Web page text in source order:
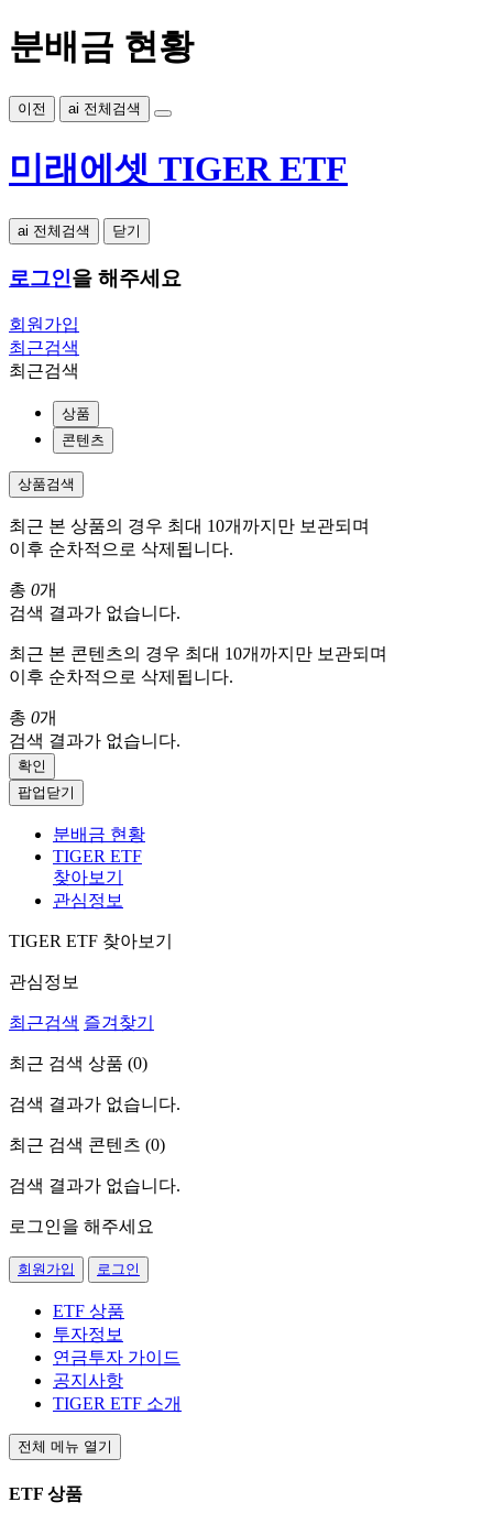
분배금 현황
이전 ai 전체검색
미래에셋 TIGER ETF
ai 전체검색 닫기
로그인을 해주세요
회원가입
최근검색
최근검색
상품
콘텐츠
상품검색
최근 본 상품의 경우 최대 10개까지만 보관되며
이후 순차적으로 삭제됩니다.
총 0개
검색 결과가 없습니다.
최근 본 콘텐츠의 경우 최대 10개까지만 보관되며
이후 순차적으로 삭제됩니다.
총 0개
검색 결과가 없습니다.
확인
팝업닫기
분배금 현황
TIGER ETF
찾아보기
관심정보
TIGER ETF 찾아보기
관심정보
최근검색 즐겨찾기
최근 검색 상품 (0)
검색 결과가 없습니다.
최근 검색 콘텐츠 (0)
검색 결과가 없습니다.
로그인을 해주세요
회원가입 로그인
ETF 상품
투자정보
연금투자 가이드
공지사항
TIGER ETF 소개
전체 메뉴 열기
ETF 상품